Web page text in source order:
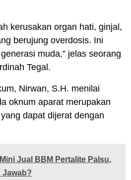
kerusakan organ hati, ginjal,
berujung overdosis. Ini
muda,” jelas seorang
Tegal.
Nirwan, S.H. menilai
oknum aparat merupakan
dapat dijerat dengan
Jual BBM Pertalite Palsu,
Jawab?